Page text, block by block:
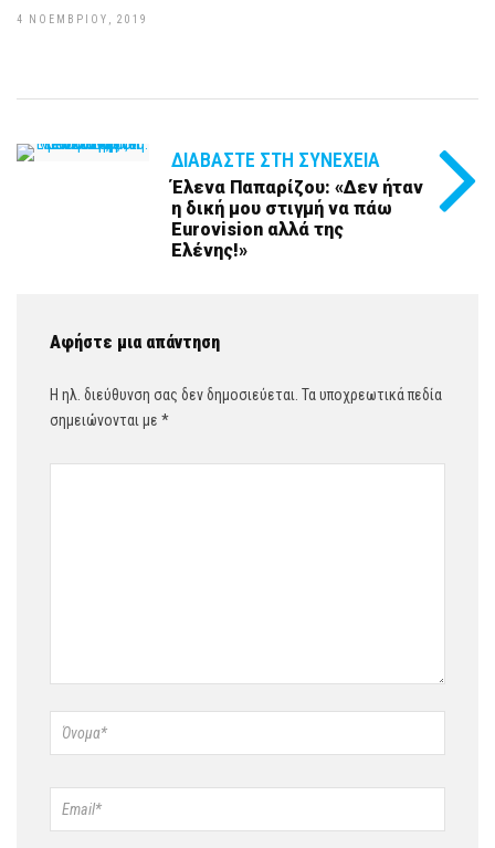
4 ΝΟΕΜΒΡΊΟΥ, 2019
ΔΙΑΒΆΣΤΕ ΣΤΗ ΣΥΝΈΧΕΙΑ
Έλενα Παπαρίζου: «Δεν ήταν
η δική μου στιγμή να πάω
Eurovision αλλά της
Ελένης!»
Αφήστε μια απάντηση
Η ηλ. διεύθυνση σας δεν δημοσιεύεται. Τα υποχρεωτικά πεδία
σημειώνονται με *